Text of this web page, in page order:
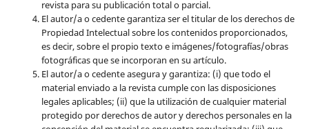
revista para su publicación total o parcial.
El autor/a o cedente garantiza ser el titular de los derechos de
Propiedad Intelectual sobre los contenidos proporcionados,
es decir, sobre el propio texto e imágenes/fotografías/obras
fotográficas que se incorporan en su artículo.
El autor/a o cedente asegura y garantiza: (i) que todo el
material enviado a la revista cumple con las disposiciones
legales aplicables; (ii) que la utilización de cualquier material
protegido por derechos de autor y derechos personales en la